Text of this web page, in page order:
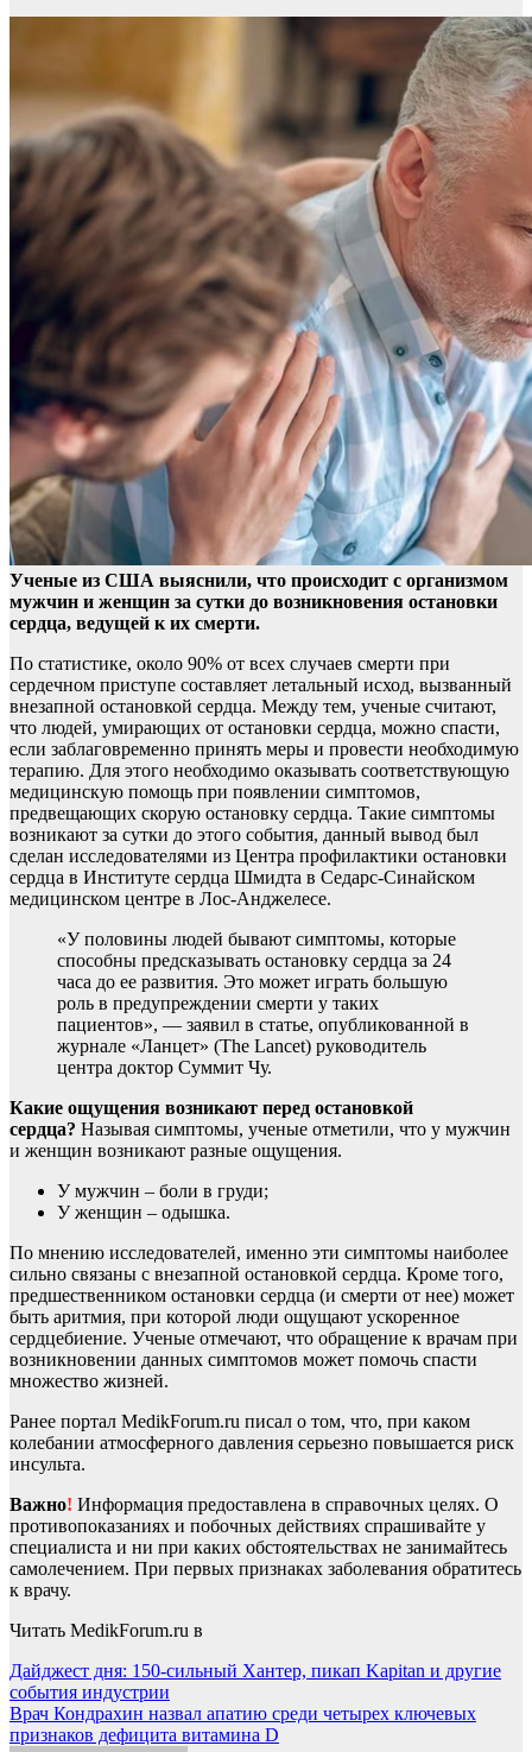
Ученые из США выяснили, что происходит с организмом
мужчин и женщин за сутки до возникновения остановки
сердца, ведущей к их смерти.
По статистике, около 90% от всех случаев смерти при
сердечном приступе составляет летальный исход, вызванный
внезапной остановкой сердца. Между тем, ученые считают,
что людей, умирающих от остановки сердца, можно спасти,
если заблаговременно принять меры и провести необходимую
терапию. Для этого необходимо оказывать соответствующую
медицинскую помощь при появлении симптомов,
предвещающих скорую остановку сердца. Такие симптомы
возникают за сутки до этого события, данный вывод был
сделан исследователями из Центра профилактики остановки
сердца в Институте сердца Шмидта в Седарс-Синайском
медицинском центре в Лос-Анджелесе.
«У половины людей бывают симптомы, которые
способны предсказывать остановку сердца за 24
часа до ее развития. Это может играть большую
роль в предупреждении смерти у таких
пациентов», — заявил в статье, опубликованной в
журнале «Ланцет» (The Lancet) руководитель
центра доктор Суммит Чу.
Какие ощущения возникают перед остановкой
сердца? Называя симптомы, ученые отметили, что у мужчин
и женщин возникают разные ощущения.
У мужчин – боли в груди;
У женщин – одышка.
По мнению исследователей, именно эти симптомы наиболее
сильно связаны с внезапной остановкой сердца. Кроме того,
предшественником остановки сердца (и смерти от нее) может
быть аритмия, при которой люди ощущают ускоренное
сердцебиение. Ученые отмечают, что обращение к врачам при
возникновении данных симптомов может помочь спасти
множество жизней.
Ранее портал MedikForum.ru писал о том, что, при каком
колебании атмосферного давления серьезно повышается риск
инсульта.
Важно! Информация предоставлена в справочных целях. О
противопоказаниях и побочных действиях спрашивайте у
специалиста и ни при каких обстоятельствах не занимайтесь
самолечением. При первых признаках заболевания обратитесь
к врачу.
Читать MedikForum.ru в
Навигация
по
записям
Дайджест дня: 150-сильный Хантер, пикап Kapitan и другие
события индустрии
Врач Кондрахин назвал апатию среди четырех ключевых
признаков дефицита витамина D